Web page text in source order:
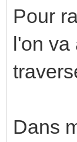
Pour
l'on va
Dans